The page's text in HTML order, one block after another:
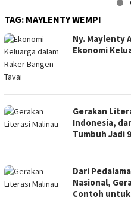
TAG: MAYLENTY WEMPI
Ny. Maylenty
Ekonomi
Gerakan
Indonesia,
Tumbuh Jadi
Dari
Nasional,
Contoh